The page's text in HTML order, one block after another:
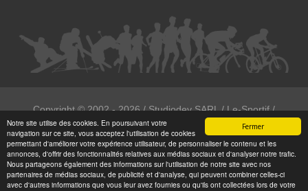
Fermer
Notre site utilise des cookies. En poursuivant votre
navigation sur ce site, vous acceptez l'utilisation de cookies
permettant d'améliorer votre expérience utilisateur, de personnaliser le contenu et les
annonces, d'offrir des fonctionnalités relatives aux médias sociaux et d'analyser notre trafic.
Nous partageons également des informations sur l'utilisation de notre site avec nos
partenaires de médias sociaux, de publicité et d'analyse, qui peuvent combiner celles-ci
avec d'autres informations que vous leur avez fournies ou qu'ils ont collectées lors de votre
Copyright ©2002 - 2026/ Studiodev SARL / Le-Sportif /
Registration4all
Tous droits réservées.
Numéro de déclaration CNIL : 1999972